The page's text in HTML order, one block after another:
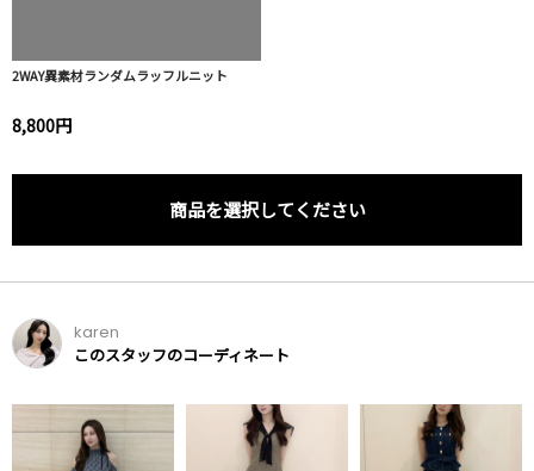
2WAY異素材ランダムラッフルニット
8,800円
商品を選択してください
karen
このスタッフのコーディネート